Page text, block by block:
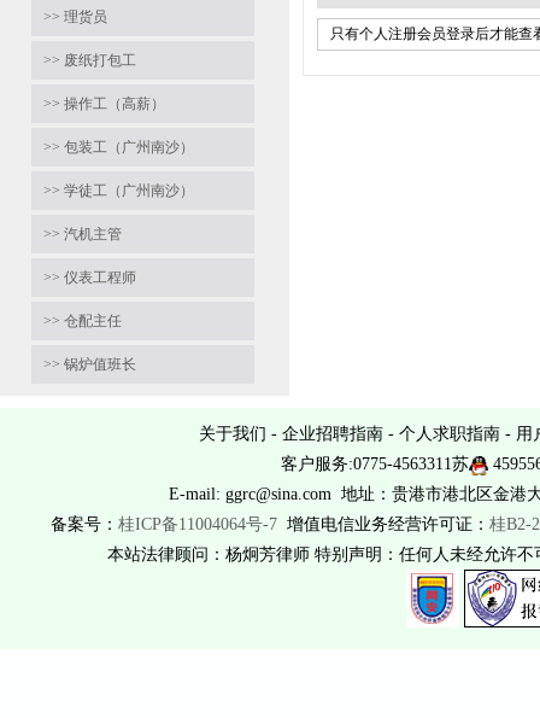
>> 理货员
>> 废纸打包工
>> 操作工（高薪）
>> 包装工（广州南沙）
>> 学徒工（广州南沙）
>> 汽机主管
>> 仪表工程师
>> 仓配主任
>> 锅炉值班长
只有个人注册会员登录后才能查
关于我们 - 企业招聘指南 - 个人求职指南 - 用
客户服务:0775-4563311苏
E-mail: ggrc@sina.com 地址：贵港市港北区金港
备案号： 桂ICP备11004064号-7增值电信业务经营许可证： 桂B2-
本站法律顾问：杨炯芳律师 特别声明：任何人未经允许